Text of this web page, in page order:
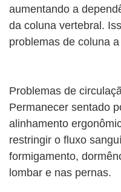
aumentando a
da coluna vertebral.
problemas de coluna
Problemas de
Permanecer sentado
alinhamento
restringir o fluxo
formigamento,
lombar e nas pernas.